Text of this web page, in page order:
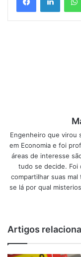
Engenheiro que virou
em Economia e foi
áreas de interesse
tudo se decide. Foi
compartilhar suas
se lá por qual
Artigos